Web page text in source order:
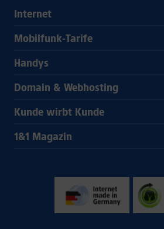
Internet
Mobilfunk-Tarife
Handys
Domain & Webhosting
Kunde wirbt Kunde
1&1 Magazin